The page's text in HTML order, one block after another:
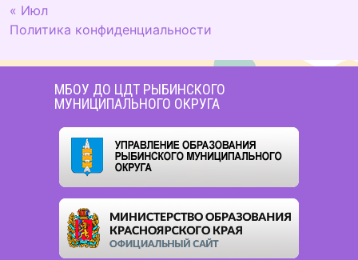
« Июл
Политика конфиденциальности
МБОУ ДО ЦДТ РЫБИНСКОГО
МУНИЦИПАЛЬНОГО ОКРУГА